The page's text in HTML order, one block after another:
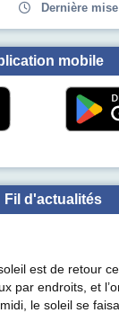
Dernière
mobile
d'actualités
est de retour
par endroits, et
le soleil se